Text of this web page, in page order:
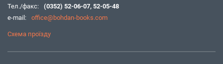
Тел./факс:
(0352) 52-06-07, 52-05-48
e-mail:
office@bohdan-books.com
Схема проїзду